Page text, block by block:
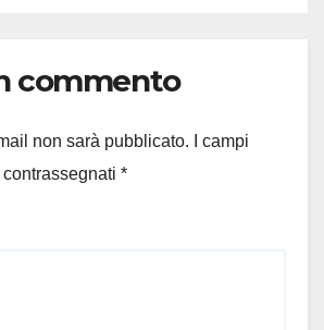
commento
non sarà pubblicato.
I campi
*